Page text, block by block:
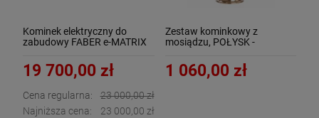
Kominek elektryczny do
zabudowy FABER e-MATRIX
lewy
19 700,00 zł
Cena regularna:
23 000,00 zł
Najniższa cena:
23 000,00 zł
Zestaw kominkowy z
mosiądzu, POŁYSK -
1 060,00 zł